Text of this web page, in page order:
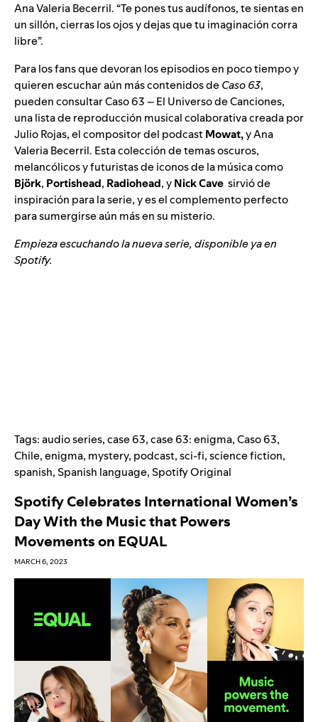
Ana Valeria Becerril. “Te pones tus audífonos, te sientas en
un sillón, cierras los ojos y dejas que tu imaginación corra
libre”.
Para los fans que devoran los episodios en poco tiempo y
quieren escuchar aún más contenidos deCaso 63,
pueden consultarCaso 63 – El Universo de Canciones,
una lista de reproducción musical colaborativa creada por
Julio Rojas, el compositor del podcastMowat,y Ana
Valeria Becerril. Esta colección de temas oscuros,
melancólicos y futuristas de iconos de la música como
Björk, Portishead, Radiohead, yNick Cave sirvió de
inspiración para la serie, y es el complemento perfecto
para sumergirse aún más en su misterio.
Empieza escuchando la nueva serie, disponible ya en
Spotify.
Tags:audio series,case 63,case 63: enigma,Caso 63,
Chile,enigma, mystery, podcast,sci-fi,science fiction,
spanish,Spanish language,Spotify Original
Spotify Celebrates International Women’s
Day With the Music that Powers
Movements on EQUAL
MARCH 6, 2023